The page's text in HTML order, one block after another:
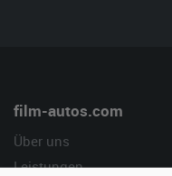
film-autos.com
Über uns
Leistungen